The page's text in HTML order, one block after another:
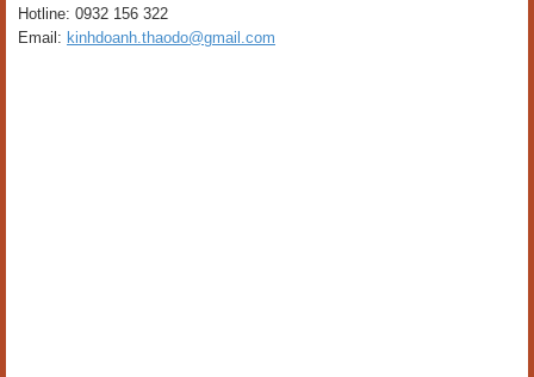
Hotline: 0932 156 322
Email: kinhdoanh.thaodo@gmail.com